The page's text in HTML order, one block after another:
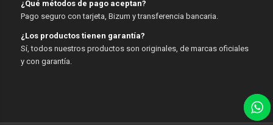
¿Qué métodos de pago aceptan?
Pago seguro con tarjeta, Bizum y transferencia bancaria.
¿Los productos tienen garantía?
Sí, todos nuestros productos son originales, de marcas oficiales
y con garantía.